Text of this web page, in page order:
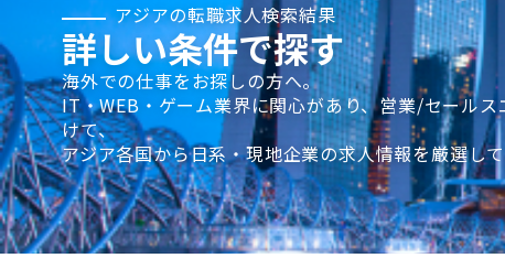
アジアの転職求人検索結果
詳しい条件で探す
海外での仕事をお探しの方へ。
IT・WEB・ゲーム業界に関心があり、営業/セール
けて、
アジア各国から日系・現地企業の求人情報を厳選し